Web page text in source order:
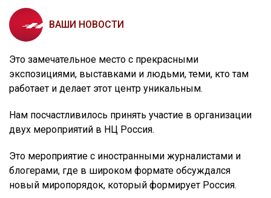
ВАШИ НОВОСТИ
Это замечательное место с прекрасными
экспозициями, выставками и людьми, теми, кто там
работает и делает этот центр уникальным.
Нам посчастливилось принять участие в организации
двух мероприятий в НЦ Россия.
Это мероприятие с иностранными журналистами и
блогерами, где в широком формате обсуждался
новый миропорядок, который формирует Россия.